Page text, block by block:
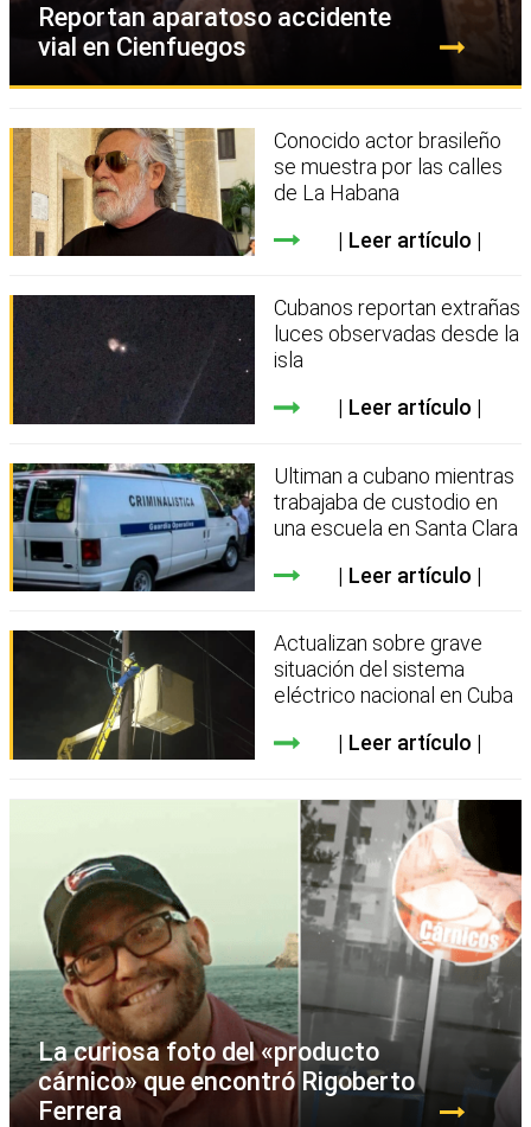
Reportan aparatoso accidente
vial en Cienfuegos
Conocido actor brasileño
se muestra por las calles
de La Habana
Leer artículo
Cubanos reportan extrañas
luces observadas desde la
isla
Leer artículo
Ultiman a cubano mientras
trabajaba de custodio en
una escuela en Santa Clara
Leer artículo
Actualizan sobre grave
situación del sistema
eléctrico nacional en Cuba
Leer artículo
La curiosa foto del «producto
cárnico» que encontró Rigoberto
Ferrera